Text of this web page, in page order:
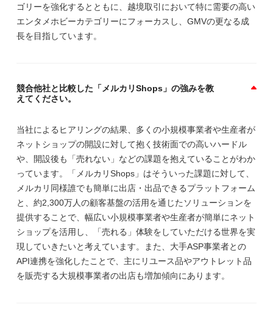
ゴリーを強化するとともに、越境取引において特に需要の高い
エンタメホビーカテゴリーにフォーカスし、GMVの更なる成
長を目指しています。
競合他社と比較した「メルカリShops」の強みを教
えてください。
当社によるヒアリングの結果、多くの小規模事業者や生産者が
ネットショップの開設に対して抱く技術面での高いハードル
や、開設後も「売れない」などの課題を抱えていることがわか
っています。「メルカリShops」はそういった課題に対して、
メルカリ同様誰でも簡単に出店・出品できるプラットフォーム
と、約2,300万人の顧客基盤の活用を通じたソリューションを
提供することで、幅広い小規模事業者や生産者が簡単にネット
ショップを活用し、「売れる」体験をしていただける世界を実
現していきたいと考えています。また、大手ASP事業者との
API連携を強化したことで、主にリユース品やアウトレット品
を販売する大規模事業者の出店も増加傾向にあります。